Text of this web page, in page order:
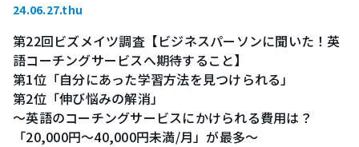
24.06.27.thu
第22回ビズメイツ調査【ビジネスパーソンに聞いた！英
語コーチングサービスへ期待すること】
第1位「自分にあった学習方法を見つけられる」
第2位「伸び悩みの解消」
〜英語のコーチングサービスにかけられる費用は？
「20,000円～40,000円未満/月」が最多〜